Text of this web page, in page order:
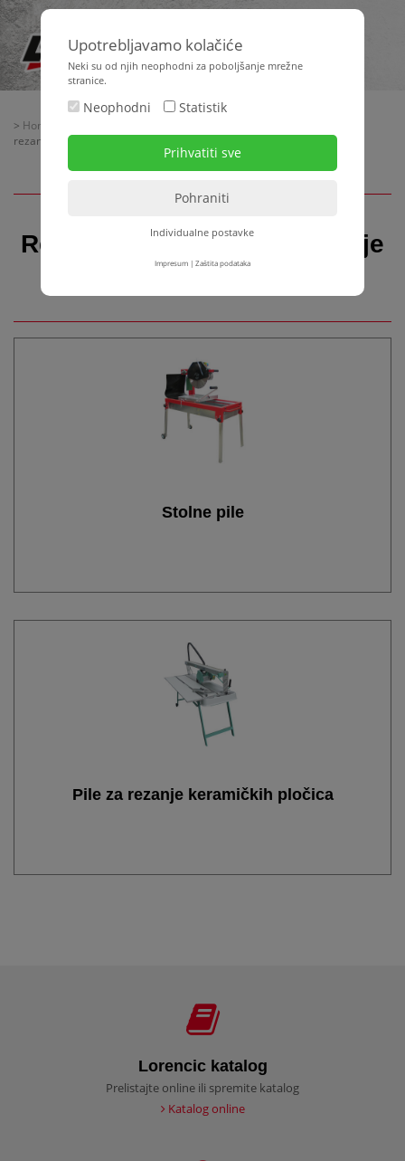
> Home
rezanje keramičkih pločica
Rezni strojevi - pile za rezanje
keramičkih pločica
Stolne pile
Pile za rezanje keramičkih pločica
Lorencic katalog
Prelistajte online ili spremite katalog
Katalog online
Upotrebljavamo kolačiće
Neki su od njih neophodni za poboljšanje mrežne
stranice.
Neophodni Statistik
Individualne postavke
Impresum| Zaštita podataka